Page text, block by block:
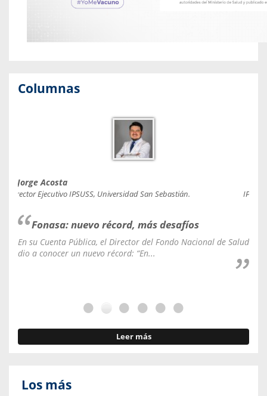
Columnas
Jorge Acosta
Director Ejecutivo IPSUSS, Universidad San Sebastián.
Fonasa: nuevo récord, más desafíos
En su Cuenta Pública, el Director del Fondo Nacional de Salud
dio a conocer un nuevo récord: “En...
Leer más
Los más